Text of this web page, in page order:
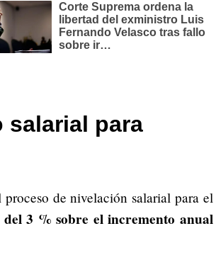
salarial para
de nivelación salarial para el
3 % sobre el incremento anual